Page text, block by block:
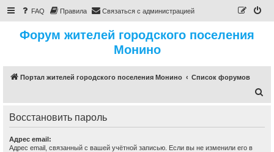
FAQ Правила Связаться с администрацией
Форум жителей городского поселения
Монино
Портал жителей городского поселения Монино
Список форумов
Восстановить пароль
Адрес email:
Адрес email, связанный с вашей учётной записью. Если вы не изменили его в